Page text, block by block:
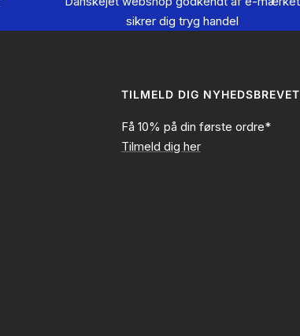
sikrer dig tryg handel
TILMELD DIG NYHEDSBREVET
Få 10% på din første ordre*
Tilmeld dig her